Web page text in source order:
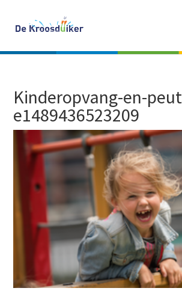
Kinderopvang-en-
e1489436523209